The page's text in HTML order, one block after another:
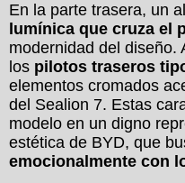
En la parte trasera, un
lumínica que cruza el
modernidad del diseño.
los pilotos traseros
elementos cromados
del Sealion 7. Estas
modelo en un digno
estética de BYD, que
emocionalmente con